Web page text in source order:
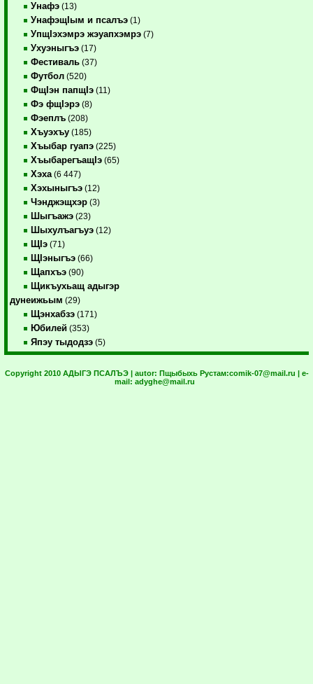
Унафэ (13)
УнафэщIым и псалъэ (1)
УпщIэхэмрэ жэуапхэмрэ (7)
Ухуэныгъэ (17)
Фестиваль (37)
Футбол (520)
ФщIэн папщIэ (11)
Фэ фщIэрэ (8)
Фэеплъ (208)
Хъуэхъу (185)
Хъыбар гуапэ (225)
ХъыбарегъащIэ (65)
Хэха (6 447)
Хэхыныгъэ (12)
Чэнджэщхэр (3)
Шыгъажэ (23)
Шыхулъагъуэ (12)
ЩIэ (71)
ЩIэныгъэ (66)
Щапхъэ (90)
Щикъухьащ адыгэр
дунеижьым (29)
Щэнхабзэ (171)
Юбилей (353)
Япэу тыдодзэ (5)
Copyright 2010 АДЫГЭ ПСАЛЪЭ | autor: Пщыбыхь Рустам:comik-07@mail.ru | e-
mail: adyghe@mail.ru